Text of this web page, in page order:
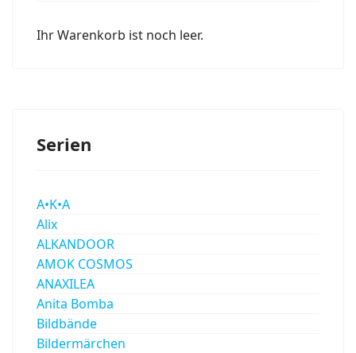
Ihr Warenkorb ist noch leer.
Serien
A•K•A
Alix
ALKANDOOR
AMOK COSMOS
ANAXILEA
Anita Bomba
Bildbände
Bildermärchen